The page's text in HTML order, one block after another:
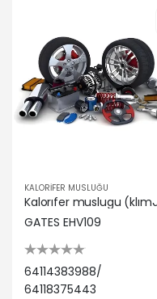
KALORİFER MUSLUĞU
GATES EHV109
64114383988/
64118375443